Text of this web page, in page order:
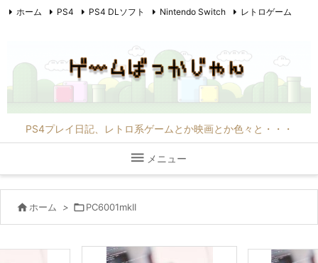
PS4プレイ日記、レトロ系ゲームとか映画とか色々と・・・
 メニュー
ホーム PS4 PS4 DLソフト Nintendo Switch レトロゲーム
 ホーム > PC6001mkII